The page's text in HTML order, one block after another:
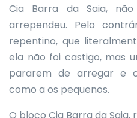
Cia Barra da Saia,
arrependeu. Pelo
repentino, que
ela não foi castigo, mas
pararem de arregar e
como a os pequenos.